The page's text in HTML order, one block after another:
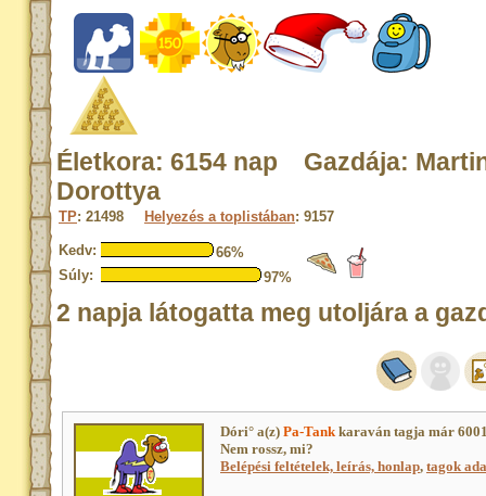
Életkora: 6154 nap Gazdája:
Dorottya
TP: 21498 Helyezés a toplistában: 9157
Kedv:
66%
Súly:
97%
2 napja látogatta meg utoljára a
Dóri° a(z) Pa-Tankkaraván tagja már
Nem rossz, mi?
Belépési feltételek, leírás, honlap, tagok